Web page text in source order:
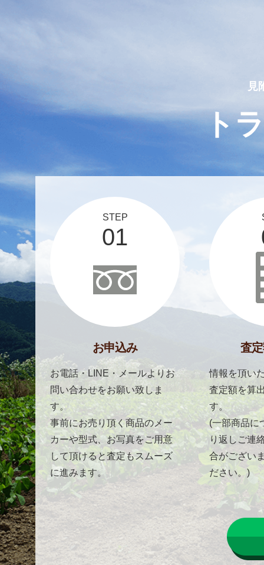
見
ト
STEP
01
お申込み
お電話・LINE・メールよりお
問い合わせをお願い致しま
す。
事前にお売り頂く商品のメー
カーや型式、お写真をご用意
して頂けると査定もスムーズ
に進みます。
査
情報を頂い
査定額を算
す。
(一部商品に
り返しご連
合がござい
ださい。)